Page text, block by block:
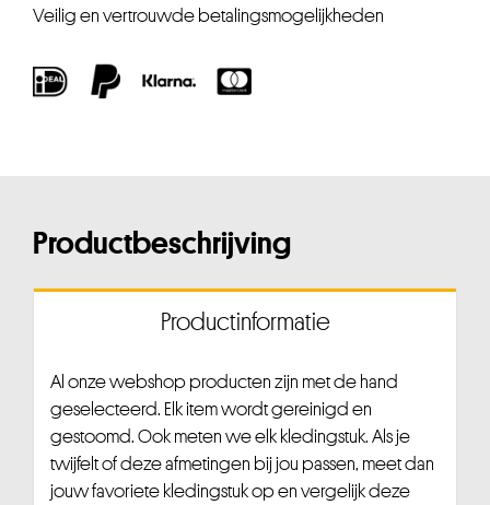
Veilig en vertrouwde betalingsmogelijkheden
Productbeschrijving
Productinformatie
Al onze webshop producten zijn met de hand
geselecteerd. Elk item wordt gereinigd en
gestoomd. Ook meten we elk kledingstuk. Als je
twijfelt of deze afmetingen bij jou passen, meet dan
jouw favoriete kledingstuk op en vergelijk deze